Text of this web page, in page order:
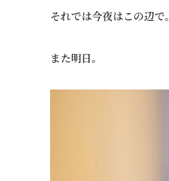
それでは今夜はこの辺で。
また明日。